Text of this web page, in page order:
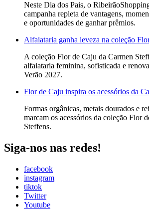
Neste Dia dos Pais, o
campanha repleta de vantagens,
e oportunidades de ganhar prêmios.
Alfaiataria ganha leveza na coleção
A coleção Flor de Caju da Carmen
alfaiataria feminina, sofisticada e
Verão 2027.
Flor de Caju inspira os acessórios da
Formas orgânicas, metais dourados e
marcam os acessórios da coleção Flor
Steffens.
Siga-nos nas redes!
facebook
instagram
tiktok
Twitter
Youtube